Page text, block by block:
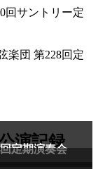
回サントリー定
楽団 第228回定
演記録
ラム
定期演奏会